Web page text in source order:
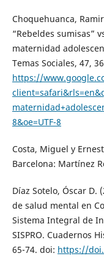
Choquehuanca,
“Rebeldes sumisas”
maternidad
Temas Sociales, 47,
https://
8&oe=UTF-8
Costa, Miguel y
Barcelona: Martínez
Díaz Sotelo, Óscar D.
de salud mental en
Sistema Integral de
SISPRO. Cuadernos
65-74. doi: https://